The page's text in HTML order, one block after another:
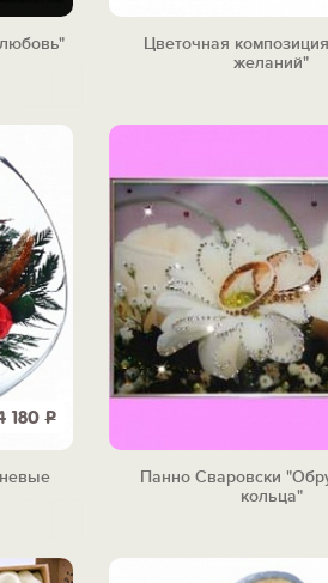
Цветочная
желаний"
180Р
Панно Сваровски
кольца"